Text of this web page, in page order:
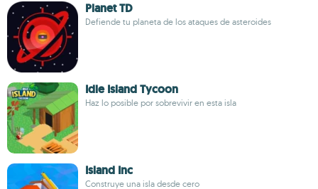
Planet TD
Defiende tu planeta de los ataques de asteroides
Idle Island Tycoon
Haz lo posible por sobrevivir en esta isla
Island Inc
Construye una isla desde cero